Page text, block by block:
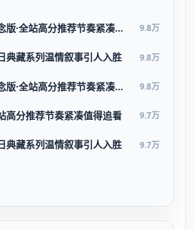
深海回声·纪念版·全站高分推荐节奏紧凑值得追看 9.8万
典藏系列温情叙事引人入胜 9.8万
狂潮逃生·纪念版·全站高分推荐节奏紧凑值得追看 9.8万
高分推荐节奏紧凑值得追看 9.7万
典藏系列温情叙事引人入胜 9.7万